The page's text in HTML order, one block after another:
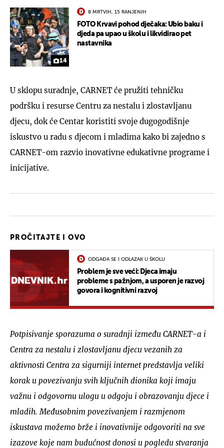
14
8 MRTVIH, 15 RANJENIH
FOTO Krvavi pohod dječaka: Ubio baku i
djeda pa upao u školu i likvidirao pet
nastavnika
U sklopu suradnje, CARNET će pružiti tehničku
podršku i resurse Centru za nestalu i zlostavljanu
djecu, dok će Centar koristiti svoje dugogodišnje
iskustvo u radu s djecom i mladima kako bi zajedno s
CARNET-om razvio inovativne edukativne programe i
inicijative.
PROČITAJTE I OVO
ODGAĐA SE I ODLAZAK U ŠKOLU
Problem je sve veći: Djeca imaju
probleme s pažnjom, a usporen je razvoj
govora i kognitivni razvoj
Potpisivanje sporazuma o suradnji između CARNET-a i
Centra za nestalu i zlostavljanu djecu vezanih za
aktivnosti Centra za sigurniji internet predstavlja veliki
korak u povezivanju svih ključnih dionika koji imaju
važnu i odgovornu ulogu u odgoju i obrazovanju djece i
mladih. Međusobnim povezivanjem i razmjenom
iskustava možemo brže i inovativnije odgovoriti na sve
izazove koje nam budućnost donosi u pogledu stvaranja